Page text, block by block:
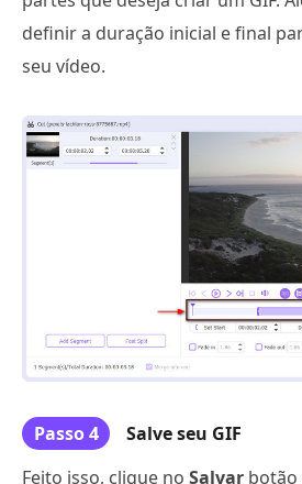
definir a duração inicial e final
seu vídeo.
Passo 4
Salve seu GIF
Feito isso, clique no Salvar botão